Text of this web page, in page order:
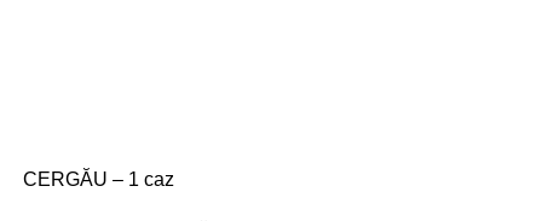
CERGĂU – 1 caz